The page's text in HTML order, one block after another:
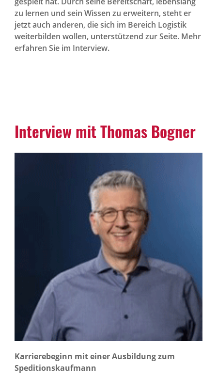
zu lernen und sein Wissen zu erweitern, steht er
jetzt auch anderen, die sich im Bereich Logistik
weiterbilden wollen, unterstützend zur Seite. Mehr
erfahren Sie im Interview.
Interview mit Thomas Bogner
Karrierebeginn mit einer Ausbildung zum
Speditionskaufmann